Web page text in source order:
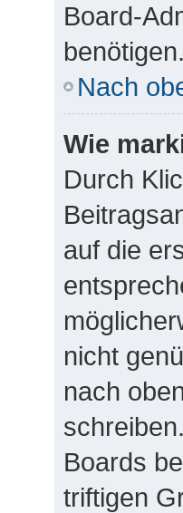
Board-
benötigen.
Nach
Wie
Durch
auf die
nicht
nach
Boards
triftigen